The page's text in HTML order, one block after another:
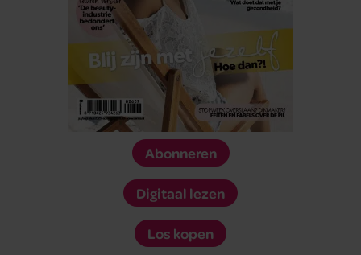
Abonneren
Digitaal lezen
Los kopen